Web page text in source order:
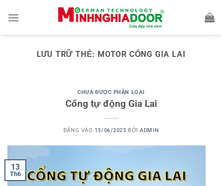
qua
LƯU TRỮ THẺ: MOTOR CỔNG GIA LAI
CHƯA ĐƯỢC PHÂN LOẠI
Cổng tự động Gia Lai
ĐĂNG VÀO 13/06/2023 BỞIADMIN
13
Th6